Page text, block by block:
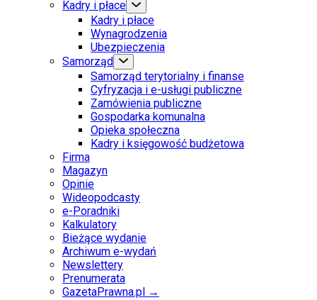
Kadry i płace
Kadry i płace
Wynagrodzenia
Ubezpieczenia
Samorząd
Samorząd terytorialny i finanse
Cyfryzacja i e-usługi publiczne
Zamówienia publiczne
Gospodarka komunalna
Opieka społeczna
Kadry i księgowość budżetowa
Firma
Magazyn
Opinie
Wideopodcasty
e-Poradniki
Kalkulatory
Bieżące wydanie
Archiwum e-wydań
Newslettery
Prenumerata
GazetaPrawna.pl →